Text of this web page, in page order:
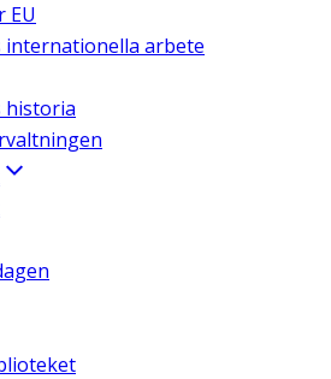
EU
internationella arbete
historia